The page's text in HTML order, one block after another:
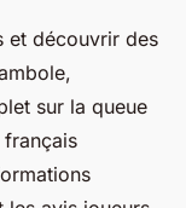
et découvrir des
sur la queue